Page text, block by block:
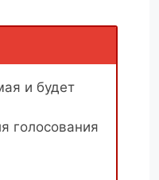
и будет
голосования